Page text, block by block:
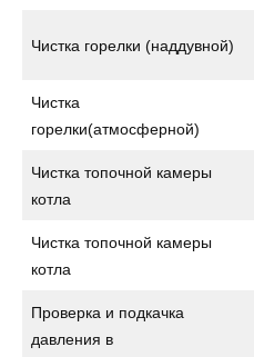
Чистка горелки (наддувной)
Чистка
горелки(атмосферной)
Чистка топочной камеры
котла
Чистка топочной камеры
котла
Проверка и подкачка
давления в